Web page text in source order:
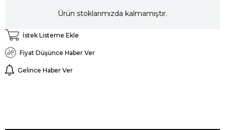
Ürün stoklarımızda kalmamıştır.
İstek Listeme Ekle
Fiyat Düşünce Haber Ver
Gelince Haber Ver